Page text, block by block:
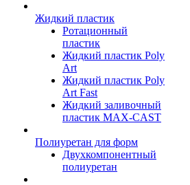
Жидкий пластик
Ротационный
пластик
Жидкий пластик Poly
Art
Жидкий пластик Poly
Art Fast
Жидкий заливочный
пластик MAX-CAST
Полиуретан для форм
Двухкомпонентный
полиуретан